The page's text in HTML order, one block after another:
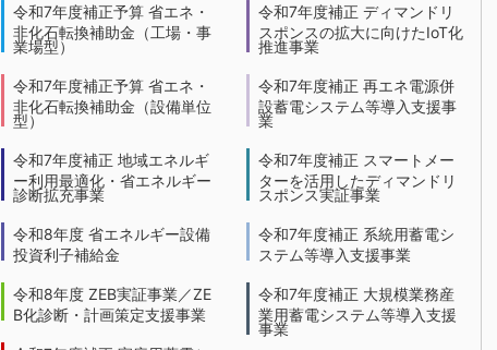
令和7年度補正予算 省エネ・
非化石転換補助金（工場・事
業場型）
令和7年度補正予算 省エネ・
非化石転換補助金（設備単位
型）
令和7年度補正 地域エネルギ
ー利用最適化・省エネルギー
診断拡充事業
令和8年度 省エネルギー設備
投資利子補給金
令和8年度 ZEB実証事業／ZE
B化診断・計画策定支援事業
令和7年度補正 ディマンドリ
スポンスの拡大に向けたIoT化
推進事業
令和7年度補正 再エネ電源併
設蓄電システム等導入支援事
業
令和7年度補正 スマートメー
ターを活用したディマンドリ
スポンス実証事業
令和7年度補正 系統用蓄電シ
ステム等導入支援事業
令和7年度補正 大規模業務産
業用蓄電システム等導入支援
事業